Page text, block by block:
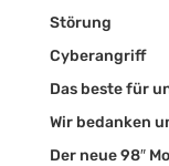
Störung
Cyberangriff
Das beste für
Wir bedanken
Der neue 98″